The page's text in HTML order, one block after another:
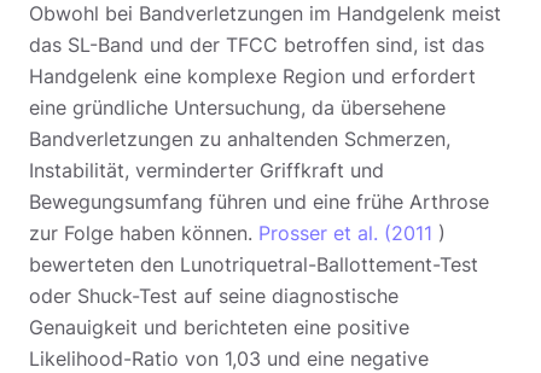
Obwohl bei Bandverletzungen im Handgelenk meist
das SL-Band und der TFCC betroffen sind, ist das
Handgelenk eine komplexe Region und erfordert
eine gründliche Untersuchung, da übersehene
Bandverletzungen zu anhaltenden Schmerzen,
Instabilität, verminderter Griffkraft und
Bewegungsumfang führen und eine frühe Arthrose
zur Folge haben können. Prosser et al. (2011 )
bewerteten den Lunotriquetral-Ballottement-Test
oder Shuck-Test auf seine diagnostische
Genauigkeit und berichteten eine positive
Likelihood-Ratio von 1,03 und eine negative